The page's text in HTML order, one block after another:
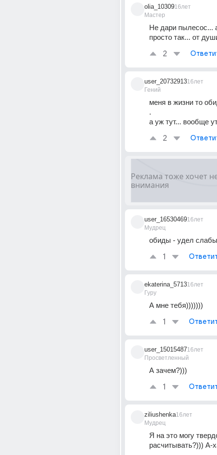
olia_10309
Мастер
16лет
Не дари пылесос...
просто так... от
2
user_20732913
Гений
16лет
меня в жизни то
.
а уж тут... вообще
2
user_16530469
Мудрец
16лет
обиды - удел
1
ekaterina_5713
Гуру
16лет
А мне тебя)))))))
1
user_15015487
Просветленный
16лет
А зачем?)))
1
ziliushenka
Мудрец
16лет
Я на это могу
расчитывать?))) А-